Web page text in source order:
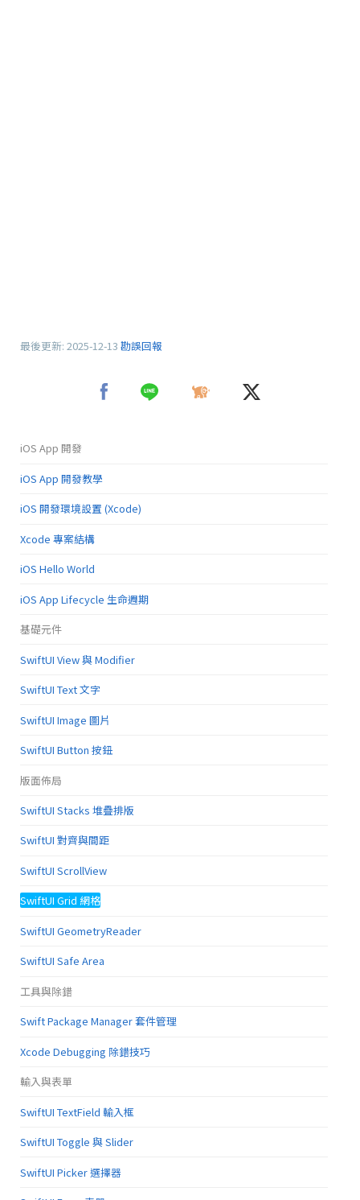
最後更新: 2025-12-13 勘誤回報
iOS App 開發
iOS App 開發教學
iOS 開發環境設置 (Xcode)
Xcode 專案結構
iOS Hello World
iOS App Lifecycle 生命週期
基礎元件
SwiftUI View 與 Modifier
SwiftUI Text 文字
SwiftUI Image 圖片
SwiftUI Button 按鈕
版面佈局
SwiftUI Stacks 堆疊排版
SwiftUI 對齊與間距
SwiftUI ScrollView
SwiftUI Grid 網格
SwiftUI GeometryReader
SwiftUI Safe Area
工具與除錯
Swift Package Manager 套件管理
Xcode Debugging 除錯技巧
輸入與表單
SwiftUI TextField 輸入框
SwiftUI Toggle 與 Slider
SwiftUI Picker 選擇器